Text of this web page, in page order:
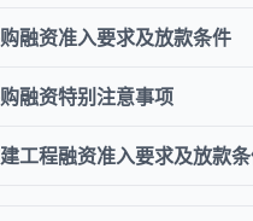
融资准入要求及放款条件
融资特别注意事项
工程融资准入要求及放款